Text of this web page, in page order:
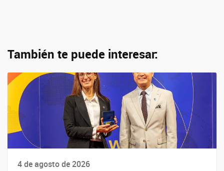
También te puede interesar:
4 de agosto de 2026